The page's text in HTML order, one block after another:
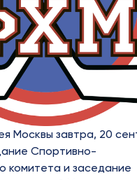
Москвы завтра, 20
Спортивно-
комитета и заседание